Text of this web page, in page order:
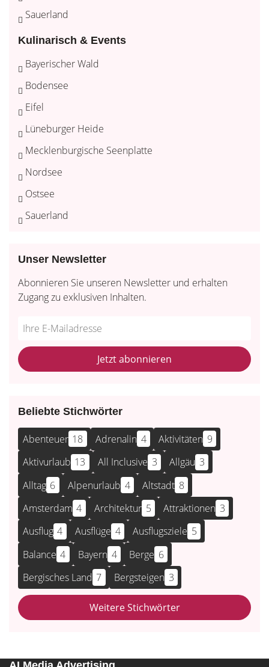
Sauerland
Kulinarisch & Events
Bayerischer Wald
Bodensee
Eifel
Lüneburger Heide
Mecklenburgische Seenplatte
Nordsee
Ostsee
Sauerland
Unser Newsletter
Abonnieren Sie unseren Newsletter und erhalten
Zugang zu exklusiven Inhalten.
Do
fill
this
*Ihre
Mailadresse:
Jetzt abonnieren
Beliebte Stichwörter
Abenteuer 18 Adrenalin 4 Aktivitäten 9
Aktivurlaub 13 All Inclusive 3 Allgäu 3
Alltag 6 Alpenurlaub 4 Altstadt 8
Amsterdam 4 Architektur 5 Attraktionen 3
Ausflug 4 Ausflüge 4 Ausflugsziele 5
Balance 4 Bayern 4 Berge 6
Bergisches Land 7 Bergsteigen 3
Weitere Stichwörter